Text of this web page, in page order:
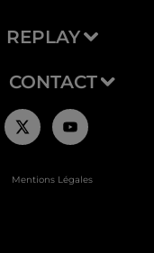
REPLAY
CONTACT
Mentions Légales